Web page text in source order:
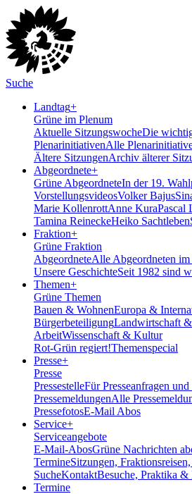
Suche
Landtag+
Grüne im Plenum
Aktuelle SitzungswocheDie
PlenarinitiativenAlle
Ältere SitzungenArchiv älterer
Abgeordnete+
Grüne AbgeordneteIn der 19.
VorstellungsvideosVolker Bajus
Marie KollenrottAnne KuraPascal
Tamina ReineckeHeiko Sachtleben
Fraktion+
Grüne Fraktion
AbgeordneteAlle Abgeordneten
Unsere GeschichteSeit 1982 sind
Themen+
Grüne Themen
Bauen & WohnenEuropa &
BürgerbeteiligungLandwirtschaft
ArbeitWissenschaft & Kultur
Rot-Grün regiert!Themenspecial
Presse+
Presse
PressestelleFür Presseanfragen
PressemeldungenAlle
PressefotosE-Mail Abos
Service+
Serviceangebote
E-Mail-AbosGrüne Nachrichten
TermineSitzungen,
SucheKontaktBesuche, Praktika &
Termine